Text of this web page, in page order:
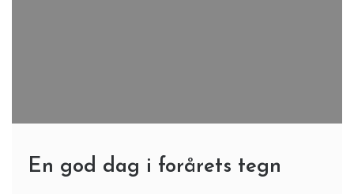
En god dag i forårets tegn